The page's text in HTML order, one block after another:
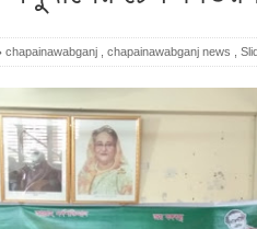
chapainawabganj chapainawabganj news